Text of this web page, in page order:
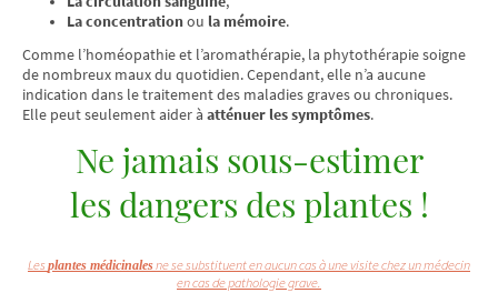
La concentrationou la mémoire.
Comme l’homéopathie et l’aromathérapie, la phytothérapie soigne
de nombreux maux du quotidien. Cependant, elle n’a aucune
indication dans le traitement des maladies graves ou chroniques.
Elle peut seulement aider à atténuer les symptômes.
Ne jamais sous-estimer
les dangers des plantes !
Lesplantes médicinalesne se substituent en aucun cas à une visite chez un médecin
en cas de pathologie grave.